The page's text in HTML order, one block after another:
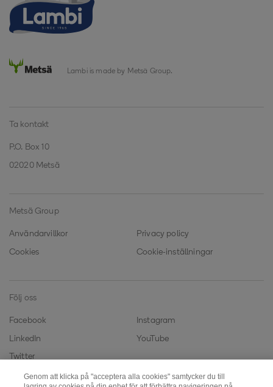
Lambi is made by Metsä Group.
Ta kontakt
P.O. Box 10
02020 Metsä
Metsä Group
Användarvillkor
Privacy policy
Cookies
Cookie-inställningar
Följ oss
Facebook
Instagram
LinkedIn
YouTube
Twitter
Genom att klicka på "acceptera alla cookies" samtycker du till